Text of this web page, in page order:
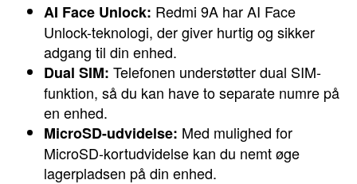
AI Face Unlock: Redmi 9A har AI Face
Unlock-teknologi, der giver hurtig og sikker
adgang til din enhed.
Dual SIM: Telefonen understøtter dual SIM-
funktion, så du kan have to separate numre på
en enhed.
MicroSD-udvidelse: Med mulighed for
MicroSD-kortudvidelse kan du nemt øge
lagerpladsen på din enhed.